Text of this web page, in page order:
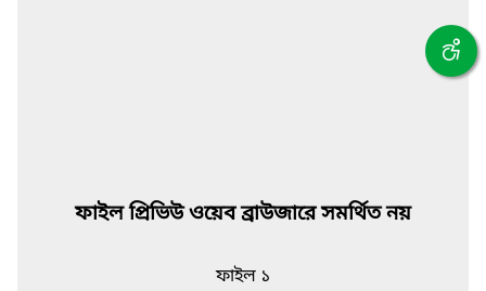
ফাইল প্রিভিউ ওয়েব ব্রাউজারে সমর্থিত নয়
ফাইল ১